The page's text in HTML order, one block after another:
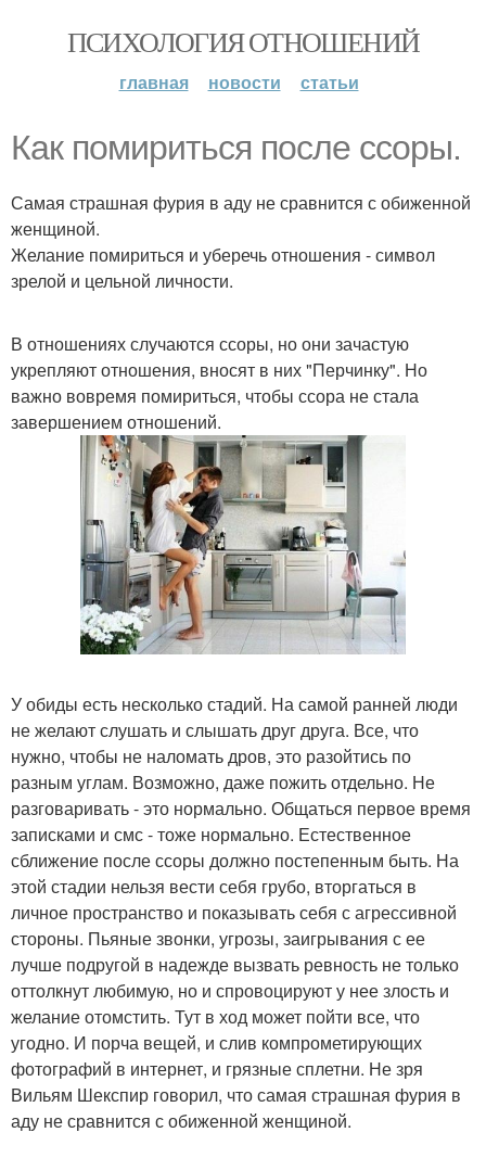
ПСИХОЛОГИЯ ОТНОШЕНИЙ
главная новости статьи
Как помириться после ссоры.
Самая страшная фурия в аду не сравнится с обиженной
женщиной.
Желание помириться и уберечь отношения - символ
зрелой и цельной личности.
В отношениях случаются ссоры, но они зачастую
укрепляют отношения, вносят в них "Перчинку". Но
важно вовремя помириться, чтобы ссора не стала
завершением отношений.
У обиды есть несколько стадий. На самой ранней люди
не желают слушать и слышать друг друга. Все, что
нужно, чтобы не наломать дров, это разойтись по
разным углам. Возможно, даже пожить отдельно. Не
разговаривать - это нормально. Общаться первое время
записками и смс - тоже нормально. Естественное
сближение после ссоры должно постепенным быть. На
этой стадии нельзя вести себя грубо, вторгаться в
личное пространство и показывать себя с агрессивной
стороны. Пьяные звонки, угрозы, заигрывания с ее
лучше подругой в надежде вызвать ревность не только
оттолкнут любимую, но и спровоцируют у нее злость и
желание отомстить. Тут в ход может пойти все, что
угодно. И порча вещей, и слив компрометирующих
фотографий в интернет, и грязные сплетни. Не зря
Вильям Шекспир говорил, что самая страшная фурия в
аду не сравнится с обиженной женщиной.